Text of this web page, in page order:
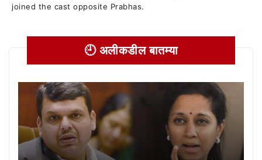
joined the cast opposite Prabhas.
🕘 अलीकडील बातम्या